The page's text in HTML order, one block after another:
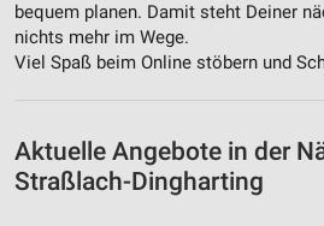
bequem planen. Damit steht Deiner
nichts mehr im Wege.
Viel Spaß beim Online stöbern und
Aktuelle Angebote in der
Straßlach-Dingharting